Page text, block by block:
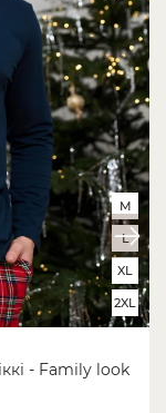
- Family look
M
L
XL
2XL